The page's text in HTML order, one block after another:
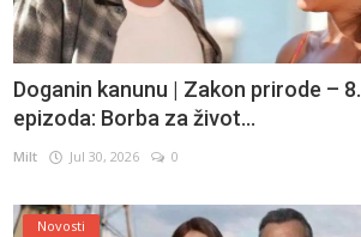
Doganin kanunu | Zakon prirode – 8.
epizoda: Borba za život...
Milt Jul 30, 2026 0
Novosti